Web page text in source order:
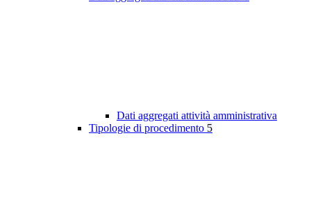
Dati aggregati attività amministrativa
Tipologie di procedimento 5